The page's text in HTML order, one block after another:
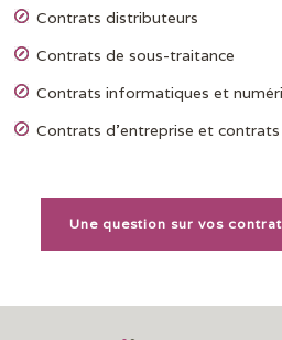
Contrats distributeurs
Contrats de sous-traitance
Contrats informatiques et
Contrats d’entreprise et contrats
Une question sur vos